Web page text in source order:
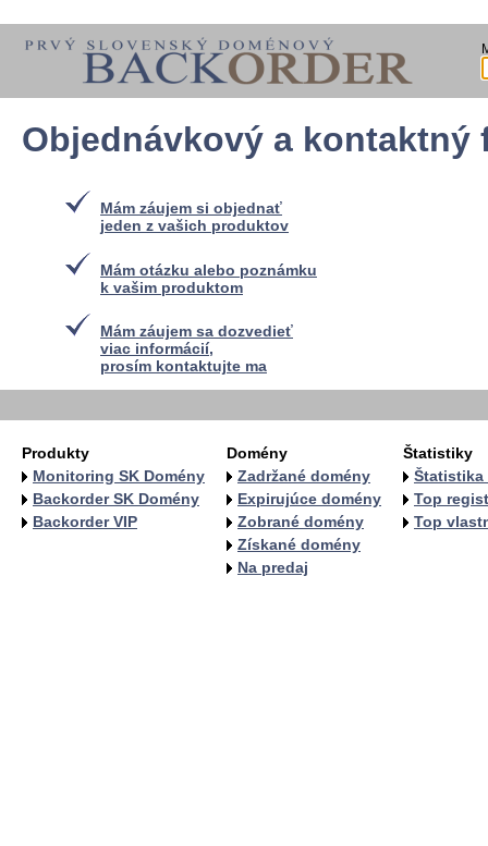
Objednávkový a kontaktný
Mám záujem si objednať
jeden z vašich produktov
Mám otázku alebo poznámku
k vašim produktom
Mám záujem sa dozvedieť
viac informácií,
prosím kontaktujte ma
Produkty
Monitoring SK Domény
Backorder SK Domény
Backorder VIP
Domény
Zadržané domény
Expirujúce domény
Zobrané domény
Získané domény
Na predaj
Štatistiky
Štatistika
Top
Top